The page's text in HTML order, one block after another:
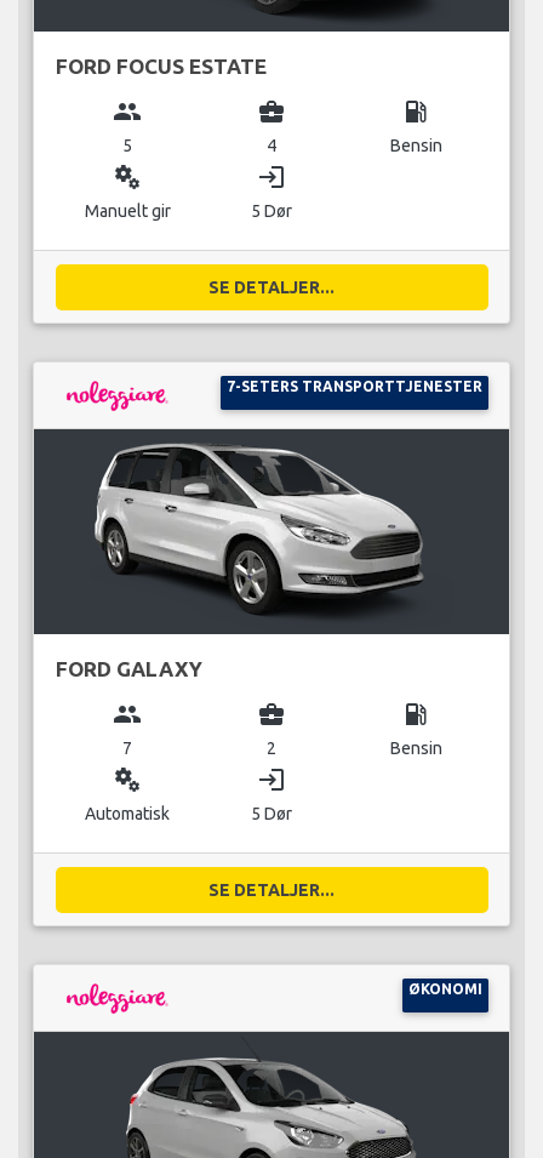
FORD FOCUS ESTATE
group
5
business_center
4
local_gas_station
Bensin
miscellaneous_services
Manuelt gir
login
5 Dør
SE DETALJER...
7-SETERS TRANSPORTTJENESTER
FORD GALAXY
group
7
business_center
2
local_gas_station
Bensin
miscellaneous_services
Automatisk
login
5 Dør
SE DETALJER...
ØKONOMI